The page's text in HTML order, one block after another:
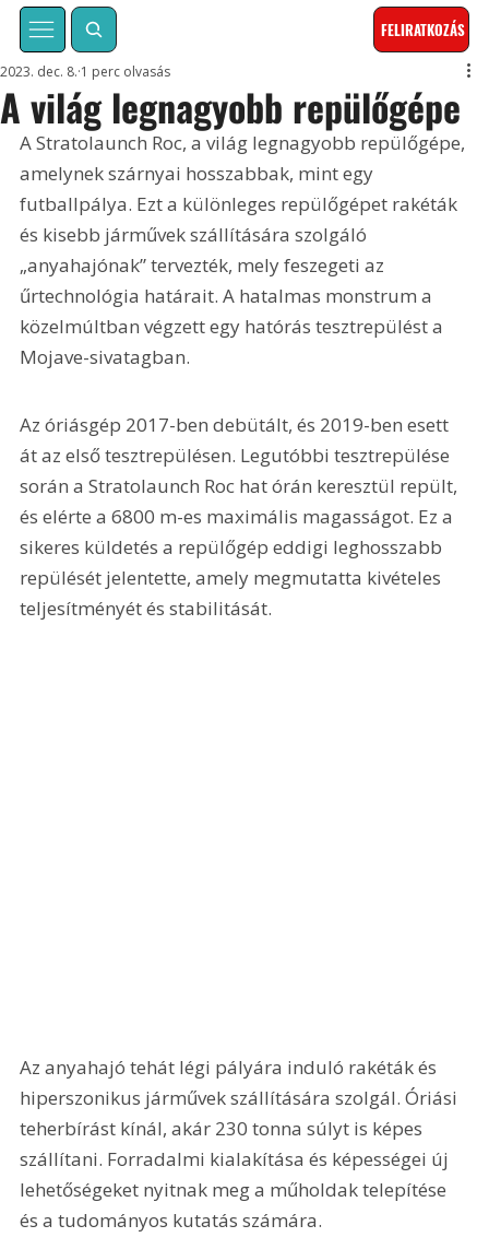
FELIRATKOZÁS
A világ legnagyobb repülőgépe
2023. dec. 8. 1 perc olvasás
A Stratolaunch Roc, a világ legnagyobb repülőgépe,
amelynek szárnyai hosszabbak, mint egy
futballpálya. Ezt a különleges repülőgépet rakéták
és kisebb járművek szállítására szolgáló
„anyahajónak” tervezték, mely feszegeti az
űrtechnológia határait. A hatalmas monstrum a
közelmúltban végzett egy hatórás tesztrepülést a
Mojave-sivatagban.
Az óriásgép 2017-ben debütált, és 2019-ben esett
át az első tesztrepülésen. Legutóbbi tesztrepülése
során a Stratolaunch Roc hat órán keresztül repült,
és elérte a 6800 m-es maximális magasságot. Ez a
sikeres küldetés a repülőgép eddigi leghosszabb
repülését jelentette, amely megmutatta kivételes
teljesítményét és stabilitását.
Az anyahajó tehát légi pályára induló rakéták és
hiperszonikus járművek szállítására szolgál. Óriási
teherbírást kínál, akár 230 tonna súlyt is képes
szállítani. Forradalmi kialakítása és képességei új
lehetőségeket nyitnak meg a műholdak telepítése
és a tudományos kutatás számára.